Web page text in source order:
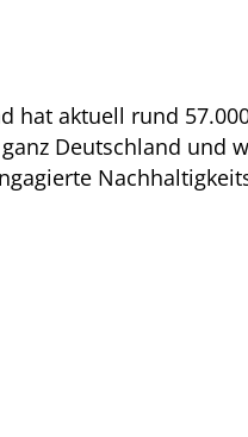
hat aktuell rund
Deutschland und